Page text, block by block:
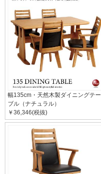
幅135cm・天然木製ダイニングテー
ブル（ナチュラル）
￥36,346(税抜)